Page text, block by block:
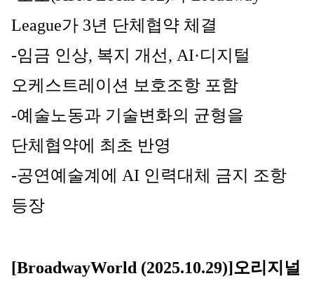
League가 3년 단체협약 체결
-임금 인상, 복지 개선, AI·디지털
오케스트레이션 보호조항 포함
-예술노동과 기술변화의 균형을
단체협약에 최초 반영
-공연예술계에 AI 인력대체 금지 조항
등장
[BroadwayWorld (2025.10.29)]오리지널